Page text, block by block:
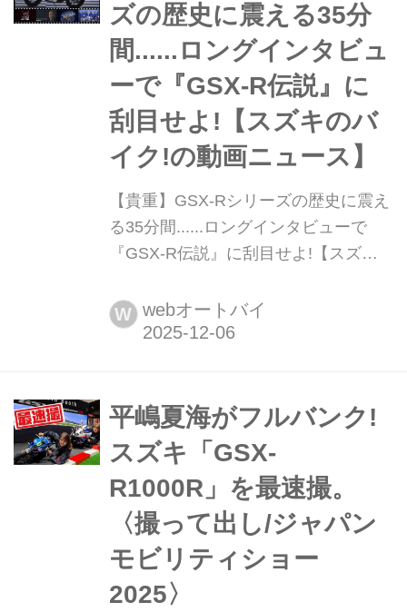
ズの歴史に震える35分
間......ロングインタビュ
ーで『GSX-R伝説』に
刮目せよ!【スズキのバ
イク!の動画ニュース】
【貴重】GSX-Rシリーズの歴史に震え
る35分間......ロングインタビューで
『GSX-R伝説』に刮目せよ!【スズキ
海外版YouTubeサイト「Suzuki
Global」に、GSX-Rシリーズ生誕40周
超ロングインタビューになっています!
W webオートバイ
平嶋夏海がフルバンク!
スズキ「GSX-
R1000R」を最速撮。
〈撮って出し/ジャパン
モビリティショー
2025〉